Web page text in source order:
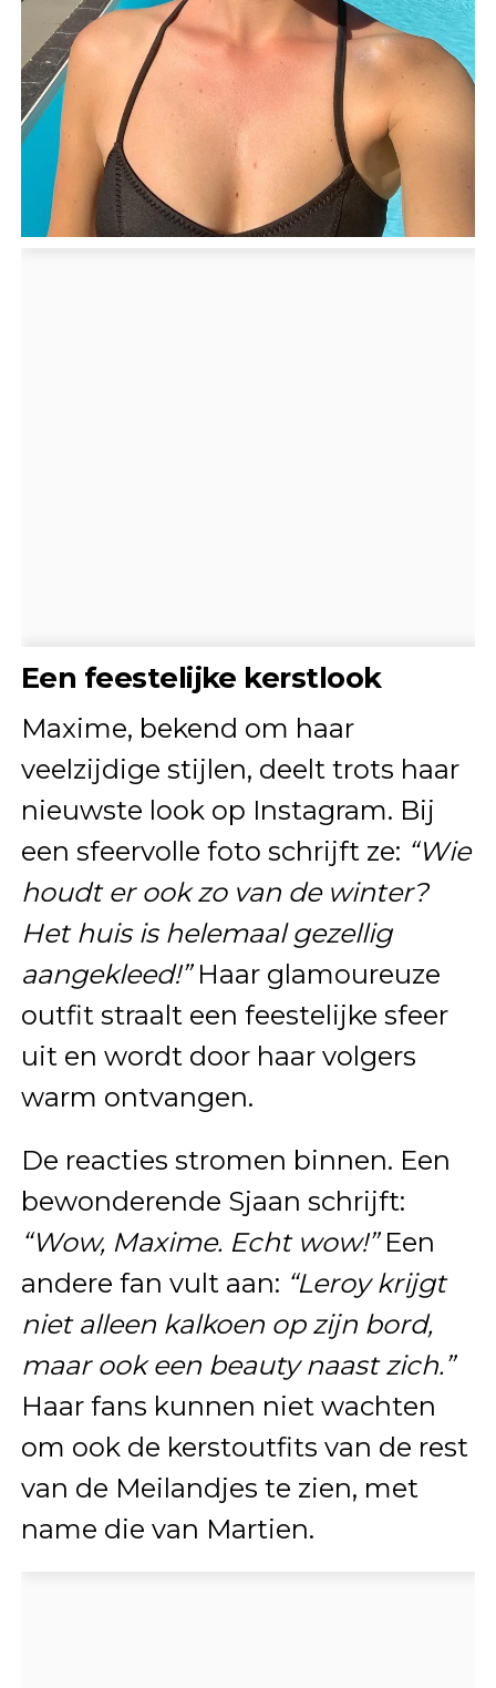
Een feestelijke kerstlook
Maxime, bekend om haar
veelzijdige stijlen, deelt trots haar
nieuwste look op Instagram. Bij
een sfeervolle foto schrijft ze: “Wie
houdt er ook zo van de winter?
Het huis is helemaal gezellig
aangekleed!”Haar glamoureuze
outfit straalt een feestelijke sfeer
uit en wordt door haar volgers
warm ontvangen.
De reacties stromen binnen. Een
bewonderende Sjaan schrijft:
“Wow, Maxime. Echt wow!”Een
andere fan vult aan: “Leroy krijgt
niet alleen kalkoen op zijn bord,
maar ook een beauty naast zich.”
Haar fans kunnen niet wachten
om ook de kerstoutfits van de rest
van de Meilandjes te zien, met
name die van Martien.